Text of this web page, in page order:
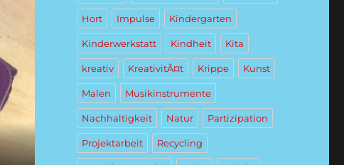
Hort Impulse Kindergarten
Kinderwerkstatt Kindheit Kita
kreativ KreativitÃ¤t Krippe Kunst
Malen Musikinstrumente
Nachhaltigkeit Natur Partizipation
Projektarbeit Recycling